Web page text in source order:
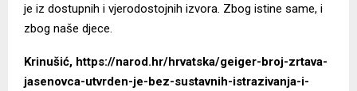
je iz dostupnih i vjerodostojnih izvora. Zbog istine same, i
zbog naše djece.
Krinušić, https://narod.hr/hrvatska/geiger-broj-zrtava-
jasenovca-utvrden-je-bez-sustavnih-istrazivanja-i-